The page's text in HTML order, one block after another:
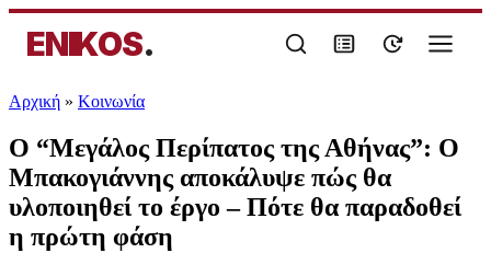
ENIKOS.
Αρχική » Κοινωνία
Ο “Μεγάλος Περίπατος της Αθήνας”: Ο
Μπακογιάννης αποκάλυψε πώς θα
υλοποιηθεί το έργο – Πότε θα παραδοθεί
η πρώτη φάση